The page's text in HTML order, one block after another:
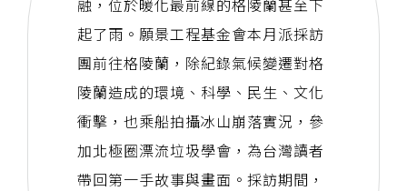
融，位於暖化最前線的格陵蘭甚至下
起了雨。願景工程基金會本月派採訪
團前往格陵蘭，除紀錄氣候變遷對格
陵蘭造成的環境、科學、民生、文化
衝擊，也乘船拍攝冰山崩落實況，參
加北極圈漂流垃圾學會，為台灣讀者
帶回第一手故事與畫面。採訪期間，